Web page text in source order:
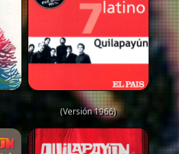
(Versión 1966)